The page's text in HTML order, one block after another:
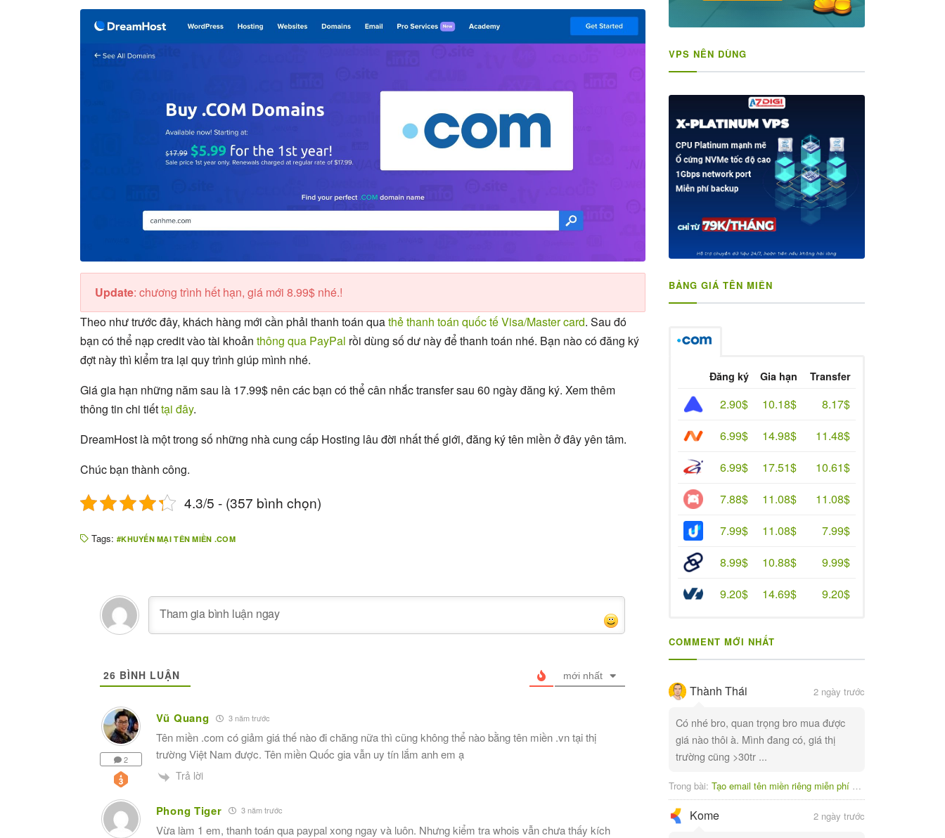
Update: chương trình hết hạn, giá mới 8.99$ nhé.!
Theo như trước đây, khách hàng mới cần phải thanh toán quathẻ thanh toán quốc tế Visa/Master card. Sau đó
bạn có thể nạp credit vào tài khoản thông qua PayPal rồi dùng số dư này để thanh toán nhé. Bạn nào có đăng ký
đợt này thì kiểm tra lại quy trình giúp mình nhé.
Giá gia hạn những năm sau là 17.99$ nên các bạn có thể cân nhắc transfer sau 60 ngày đăng ký. Xem thêm
thông tin chi tiếttại đây.
DreamHost là một trong số những nhà cung cấp Hosting lâu đời nhất thế giới, đăng ký tên miền ở đây yên tâm.
Chúc bạn thành công.
4.3/5 - (357 bình chọn)
Tags: KHUYẾN MẠI TÊN MIỀN .COM
26 BÌNH LUẬN mới nhất
2
Vũ Quang 3 năm trước
Tên miền .com có giảm giá thế nào đi chăng nữa thì cũng không thể nào bằng tên miền .vn tại thị
trường Việt Nam được. Tên miền Quốc gia vẫn uy tín lắm anh em ạ
Trả lời
Phong Tiger 3 năm trước
Vừa làm 1 em, thanh toán qua paypal xong ngay và luôn. Nhưng kiểm tra whois vẫn chưa thấy kích
VPS NÊN DÙNG
BẢNG GIÁ TÊN MIỀN
Đăng ký Gia hạn Transfer
2.90$ 10.18$
8.17$
6.99$
14.98$
11.48$
6.99$
17.51$
10.61$
7.88$
11.08$
11.08$
7.99$
11.08$
7.99$
8.99$
10.88$
9.99$
9.20$
14.69$ 9.20$
COMMENT MỚI NHẤT
Thành Thái 2 ngày trước
Có nhé bro, quan trọng bro mua được
giá nào thôi à. Mình đang có, giá thị
trường cũng >30tr ...
Trong bài: Tạo email tên miền riêng miễn phí với Yandex
Kome 2 ngày trước